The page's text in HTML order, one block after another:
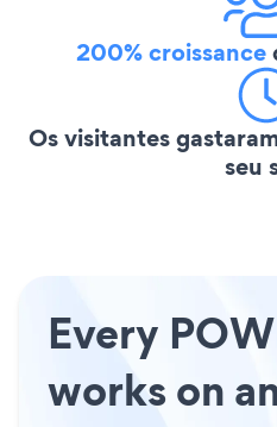
200% croissance
Os visitantes
seu
Every
works on